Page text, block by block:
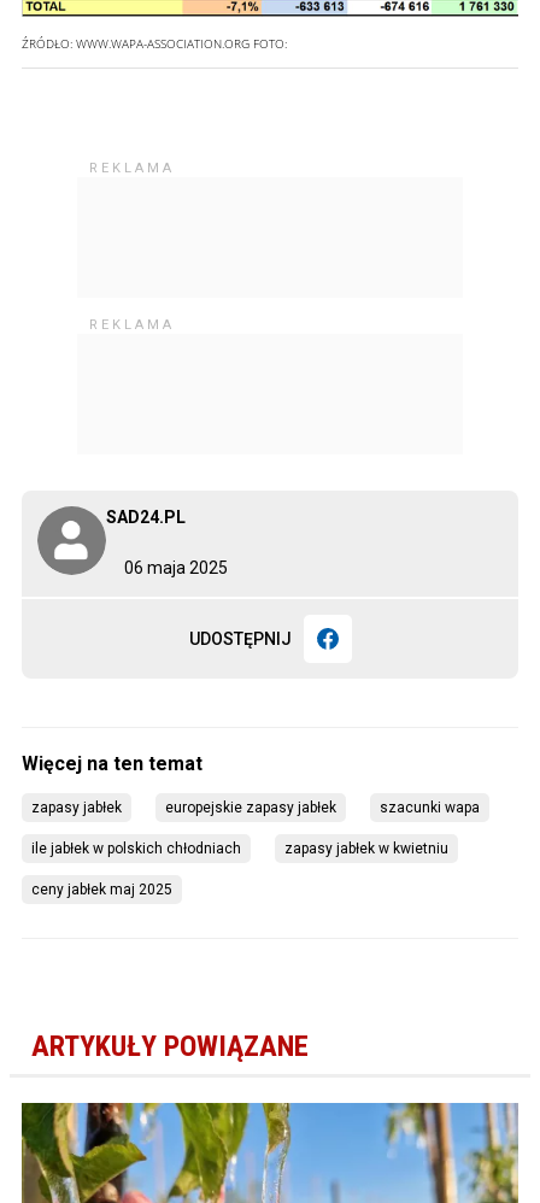
06 maja 2025
SAD24.PL
UDOSTĘPNIJ
ŹRÓDŁO: WWW.WAPA-ASSOCIATION.ORG FOTO:
zapasy jabłek europejskie zapasy jabłek szacunki wapa
ile jabłek w polskich chłodniach zapasy jabłek w kwietniu
ceny jabłek maj 2025
ARTYKUŁY POWIĄZANE